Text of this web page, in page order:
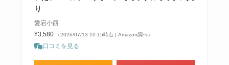
り
愛宕小西
¥3,580
（2026/07/13 10:15時点 | Amazon調べ）
口コミを見る